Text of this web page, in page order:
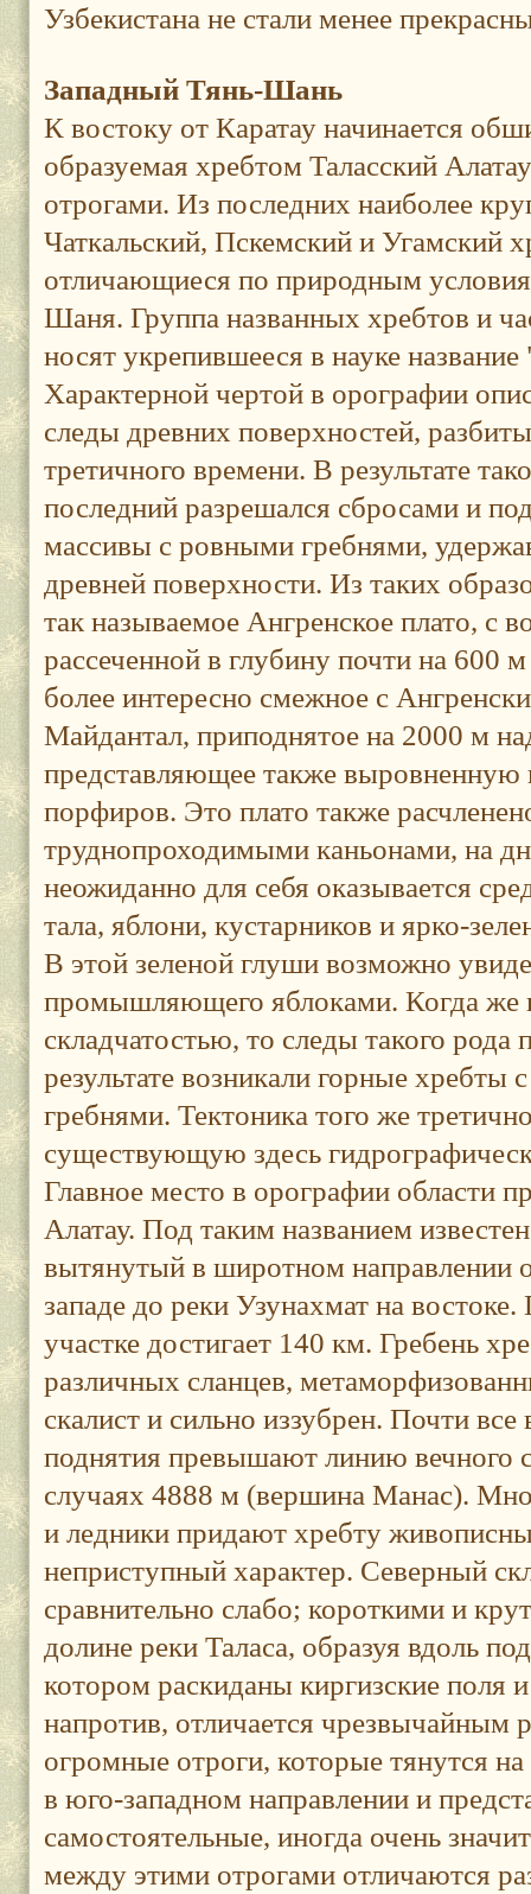
Узбекистана не стали менее
Западный Тянь-Шань
К востоку от Каратау начинается
образуемая хребтом Таласский
отрогами. Из последних наиболее
Чаткальский, Пскемский и Угамский
отличающиеся по природным
Шаня. Группа названных хребтов и
носят укрепившееся в науке
Характерной чертой в орографии
следы древних поверхностей,
третичного времени. В результате
последний разрешался сбросами и
массивы с ровными гребнями,
древней поверхности. Из таких
так называемое Ангренское плато, с
рассеченной в глубину почти на 600
более интересно смежное с
Майдантал, приподнятое на 2000 м
представляющее также выровненную
порфиров. Это плато также
труднопроходимыми каньонами, на
неожиданно для себя оказывается
тала, яблони, кустарников и ярко-
В этой зеленой глуши возможно
промышляющего яблоками. Когда же
складчатостью, то следы такого рода
результате возникали горные
гребнями. Тектоника того же
существующую здесь
Главное место в орографии области
Алатау. Под таким названием
вытянутый в широтном направлении
западе до реки Узунахмат на
участке достигает 140 км. Гребень
различных сланцев,
скалист и сильно иззубрен. Почти
поднятия превышают линию вечного
случаях 4888 м (вершина Манас).
и ледники придают хребту
неприступный характер. Северный
сравнительно слабо; короткими и
долине реки Таласа, образуя вдоль
котором раскиданы киргизские
напротив, отличается чрезвычайным
огромные отроги, которые тянутся
в юго-западном направлении и
самостоятельные, иногда очень
между этими отрогами отличаются